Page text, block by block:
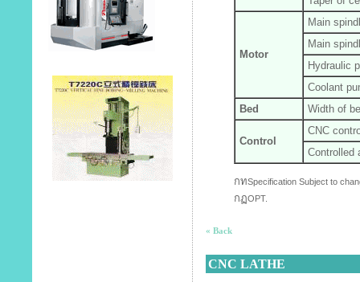
Motor
Main
Main
Hydraulic
Coolant
Bed
Width of
Control
CNC
Controlled
กทSpecification Subject to
กฏOPT.
« Back
CNC LATHE